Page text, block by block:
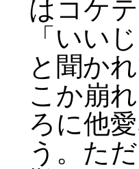
はコケ
「いい
と聞か
こか崩
ろに他
う。た